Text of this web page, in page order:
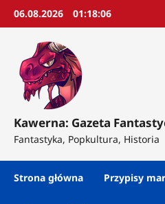
Przejdź
06.08.2026 01:18:08
Kawerna: Gazeta
Fantastyka, Popkultura, Historia
Strona główna Przypisy